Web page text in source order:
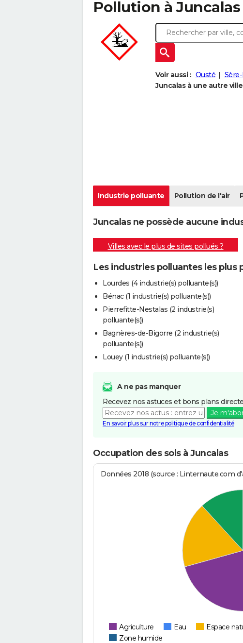
Pollution à
Voir aussi : Ousté
Juncalas à une autre ville
Industrie polluante Pollution de l'air
Juncalas ne possède aucune
Villes avec le plus de sites pollués ?
Les industries polluantes les plus
Lourdes (4 industrie(s) polluante(s))
Bénac (1 industrie(s) polluante(s))
Pierrefitte-Nestalas (2 industrie(s)
polluante(s))
Bagnères-de-Bigorre (2 industrie(s)
polluante(s))
Louey (1 industrie(s) polluante(s))
A ne pas manquer
Recevez nos astuces et bons plans
Je
En savoir plus sur notre politique de confidentialité
Occupation des sols à Juncalas
Données 2018 (source : Linternaute.com
Agriculture Eau Espace
Zone humide